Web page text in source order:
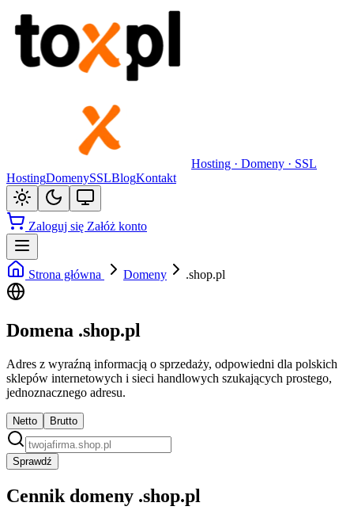
Hosting · Domeny · SSL
HostingDomenySSLBlogKontakt
Zaloguj się Załóż konto
Strona główna Domeny .shop.pl
Domena .shop.pl
Adres z wyraźną informacją o sprzedaży, odpowiedni dla polskich
sklepów internetowych i sieci handlowych szukających prostego,
jednoznacznego adresu.
Netto Brutto
Sprawdź
Cennik domeny .shop.pl